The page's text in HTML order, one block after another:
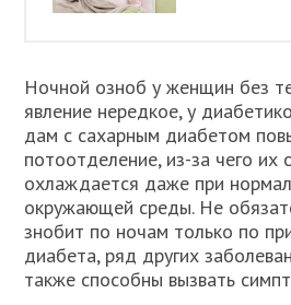
Ночной озноб у женщин без
явление нередкое, у
дам с сахарным диабетом
потоотделение, из-за чего их
охлаждается даже при
окружающей среды. Не
знобит по ночам только по
диабета, ряд других
также способны вызвать